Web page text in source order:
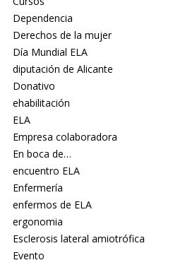
Dependencia
Derechos de la mujer
Día Mundial ELA
diputación de Alicante
Donativo
ehabilitación
ELA
Empresa colaboradora
En boca de…
encuentro ELA
Enfermería
enfermos de ELA
ergonomia
Esclerosis lateral amiotrófica
Evento